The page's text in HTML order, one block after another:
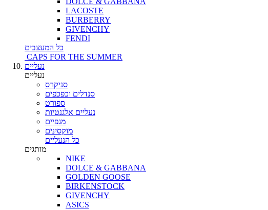
LACOSTE
BURBERRY
GIVENCHY
FENDI
כל המעצבים
CAPS FOR THE SUMMER
נעליים
נעליים
סניקרס
סנדלים וכפכפים
ספורט
נעליים אלגנטיות
מגפיים
מוקסינים
כל הנעליים
מותגים
NIKE
DOLCE & GABBANA
GOLDEN GOOSE
BIRKENSTOCK
GIVENCHY
ASICS